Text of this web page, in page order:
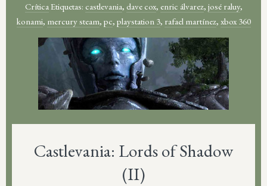
CríticaEtiquetas: castlevania, dave cox, enric álvarez, josé raluy,
konami, mercury steam, pc, playstation 3, rafael martínez, xbox 360
Castlevania: Lords of Shadow
(II)